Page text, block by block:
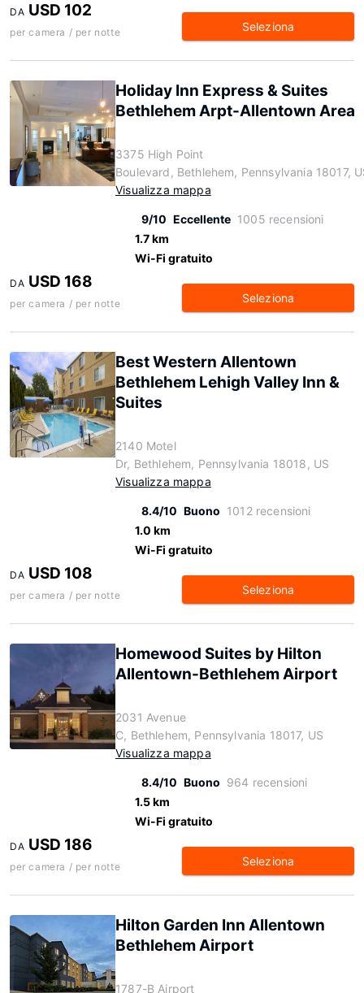
DA USD 102
per camera / per notte Seleziona
Holiday Inn Express & Suites
Bethlehem Arpt-Allentown Area
3375 High Point
Boulevard, Bethlehem, Pennsylvania 18017,
Visualizza mappa
9/10 Eccellente 1005 recensioni
1.7 km
Wi-Fi gratuito
DA USD 168
per camera / per notte Seleziona
Best Western Allentown
Bethlehem Lehigh Valley Inn &
Suites
2140 Motel
Dr, Bethlehem, Pennsylvania 18018, US
Visualizza mappa
8.4/10 Buono 1012 recensioni
1.0 km
Wi-Fi gratuito
DA USD 108
per camera / per notte Seleziona
Homewood Suites by Hilton
Allentown-Bethlehem Airport
2031 Avenue
C, Bethlehem, Pennsylvania 18017, US
Visualizza mappa
8.4/10 Buono 964 recensioni
1.5 km
Wi-Fi gratuito
DA USD 186
per camera / per notte Seleziona
Hilton Garden Inn Allentown
Bethlehem Airport
1787-B Airport